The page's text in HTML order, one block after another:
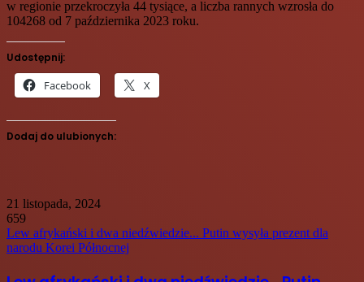
w regionie przekroczyła 44 tysiące, a liczba rannych wzrosła do
104268 od 7 października 2023 roku.
Udostępnij:
Facebook X
Dodaj do ulubionych:
21 listopada, 2024
659
Lew afrykański i dwa niedźwiedzie... Putin wysyła prezent dla
narodu Korei Północnej